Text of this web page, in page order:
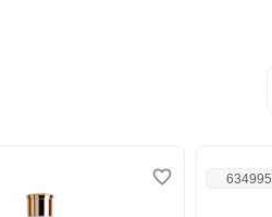
634995